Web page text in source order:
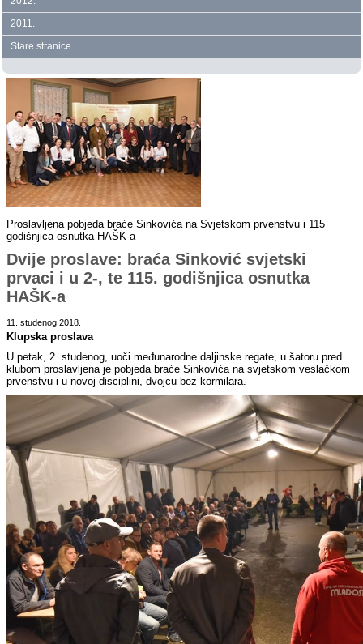
2011.
Stare stranice
Proslavljena pobjeda braće Sinkovića na Svjetskom prvenstvu i 115
godišnjica osnutka HAŠK-a
Dvije proslave: braća Sinković svjetski
prvaci i u 2-, te 115. godišnjica osnutka
HAŠK-a
11. studenog 2018.
Klupska proslava
U petak, 2. studenog, uoči međunarodne daljinske regate, u šatoru pred
klubom proslavljena je pobjeda braće Sinkovića na svjetskom veslačkom
prvenstvu i u novoj disciplini, dvojcu bez kormilara.